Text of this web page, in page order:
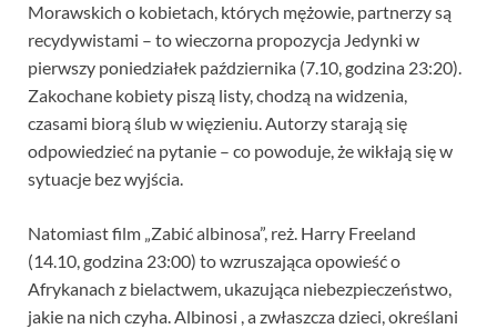
Morawskich o kobietach, których mężowie, partnerzy są
recydywistami – to wieczorna propozycja Jedynki w
pierwszy poniedziałek października (7.10, godzina 23:20).
Zakochane kobiety piszą listy, chodzą na widzenia,
czasami biorą ślub w więzieniu. Autorzy starają się
odpowiedzieć na pytanie – co powoduje, że wikłają się w
sytuacje bez wyjścia.
Natomiast film „Zabić albinosa”, reż. Harry Freeland
(14.10, godzina 23:00) to wzruszająca opowieść o
Afrykanach z bielactwem, ukazująca niebezpieczeństwo,
jakie na nich czyha. Albinosi , a zwłaszcza dzieci, określani